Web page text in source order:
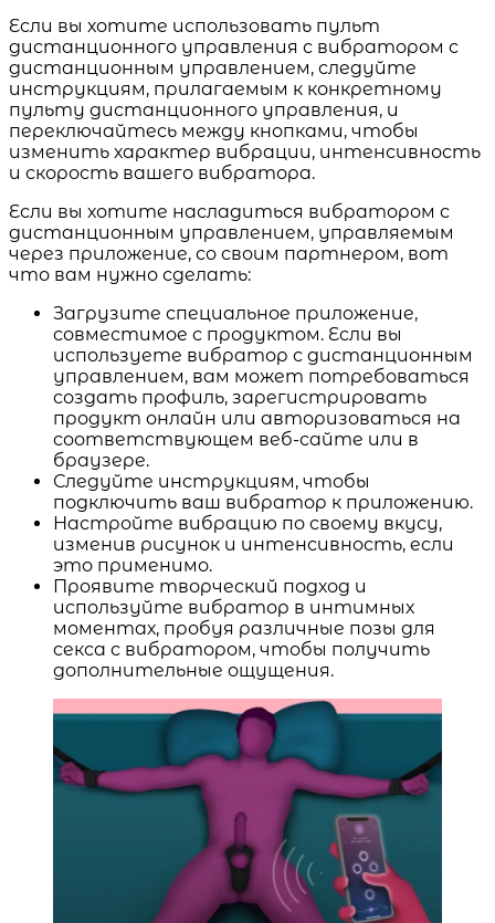
Если вы хотите использовать пульт
дистанционного управления с вибратором с
дистанционным управлением, следуйте
инструкциям, прилагаемым к конкретному
пульту дистанционного управления, и
переключайтесь между кнопками, чтобы
изменить характер вибрации, интенсивность
и скорость вашего вибратора.
Если вы хотите насладиться вибратором с
дистанционным управлением, управляемым
через приложение, со своим партнером, вот
что вам нужно сделать:
Загрузите специальное приложение,
совместимое с продуктом. Если вы
используете вибратор с дистанционным
управлением, вам может потребоваться
создать профиль, зарегистрировать
продукт онлайн или авторизоваться на
соответствующем веб-сайте или в
браузере.
Следуйте инструкциям, чтобы
подключить ваш вибратор к приложению.
Настройте вибрацию по своему вкусу,
изменив рисунок и интенсивность, если
это применимо.
Проявите творческий подход и
используйте вибратор в интимных
моментах, пробуя различные позы для
секса с вибратором, чтобы получить
дополнительные ощущения.